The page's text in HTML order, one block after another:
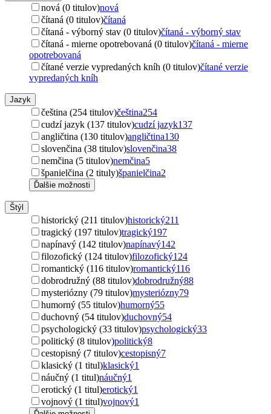
nová (0 titulov)nová
čítaná (0 titulov)čítaná
čítaná - výborný stav (0 titulov)čítaná - výborný stav
čítaná - mierne opotrebovaná (0 titulov)čítaná - mierne
opotrebovaná
čítané verzie vypredaných kníh (0 titulov)čítané verzie
vypredaných kníh
Jazyk
čeština (254 titulov)čeština254
cudzí jazyk (137 titulov)cudzí jazyk137
angličtina (130 titulov)angličtina130
slovenčina (38 titulov)slovenčina38
nemčina (5 titulov)nemčina5
španielčina (2 tituly)španielčina2
Ďalšie možnosti
Štýl
historický (211 titulov)historický211
tragický (197 titulov)tragický197
napínavý (142 titulov)napínavý142
filozofický (124 titulov)filozofický124
romantický (116 titulov)romantický116
dobrodružný (88 titulov)dobrodružný88
mysteriózny (79 titulov)mysteriózny79
humorný (55 titulov)humorný55
duchovný (54 titulov)duchovný54
psychologický (33 titulov)psychologický33
politický (8 titulov)politický8
cestopisný (7 titulov)cestopisný7
klasický (1 titul)klasický1
náučný (1 titul)náučný1
erotický (1 titul)erotický1
vojnový (1 titul)vojnový1